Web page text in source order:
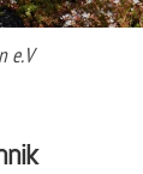
e.V